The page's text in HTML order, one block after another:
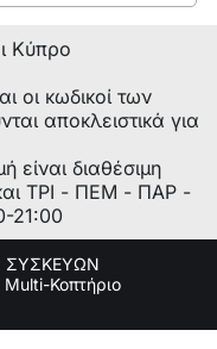
Κύπρο
οι κωδικοί των
αποκλειστικά για
είναι διαθέσιμη
ΤΡΙ - ΠΕΜ - ΠΑΡ -
21:00
ΣΥΣΚΕΥΩΝ
Multi-Κοπτήριο